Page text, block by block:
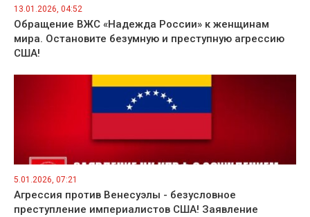
13.01.2026, 04:52
Обращение ВЖС «Надежда России» к женщинам
мира. Остановите безумную и преступную агрессию
США!
5.01.2026, 07:21
Агрессия против Венесуэлы - безусловное
преступление империалистов США! Заявление